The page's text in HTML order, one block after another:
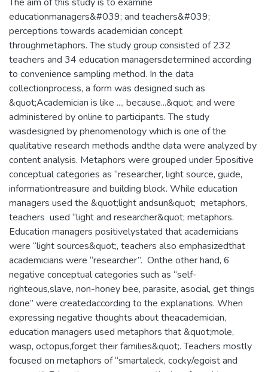
educationmanagers&#039; and teachers&#039;
perceptions towards academician concept
throughmetaphors. The study group consisted of 232
teachers and 34 education managersdetermined according
to convenience sampling method. In the data
collectionprocess, a form was designed such as
&quot;Academician is like ..., because...&quot; and were
administered by online to participants. The study
wasdesigned by phenomenology which is one of the
qualitative research methods andthe data were analyzed by
content analysis. Metaphors were grouped under 5positive
conceptual categories as “researcher, light source, guide,
informationtreasure and building block. While education
managers used the &quot;light andsun&quot; metaphors,
teachers used “light and researcher&quot; metaphors.
Education managers positivelystated that academicians
were “light sources&quot;, teachers also emphasizedthat
academicians were “researcher”. Onthe other hand, 6
negative conceptual categories such as “self-
righteous,slave, non-honey bee, parasite, asocial, get things
done” were createdaccording to the explanations. When
expressing negative thoughts about theacademician,
education managers used metaphors that &quot;mole,
wasp, octopus,forget their families&quot;. Teachers mostly
focused on metaphors of “smartaleck, cocky/egoist and